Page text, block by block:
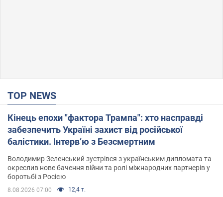
TOP NEWS
Кінець епохи "фактора Трампа": хто насправді
забезпечить Україні захист від російської
балістики. Інтерв’ю з Безсмертним
Володимир Зеленський зустрівся з українським дипломата та
окреслив нове бачення війни та ролі міжнародних партнерів у
боротьбі з Росією
8.08.2026 07:00 12,4 т.